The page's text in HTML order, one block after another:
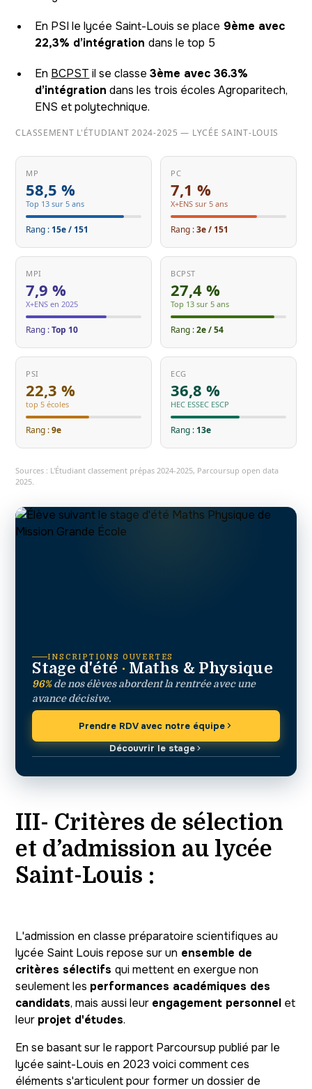
En PSI le lycée Saint-Louis se place 9ème avec
22,3% d’intégrationdans le top 5
En BCPST il se classe3ème avec 36.3%
d’intégration dans les trois écoles Agroparitech,
ENS et polytechnique.
CLASSEMENT L'ÉTUDIANT 2024-2025 — LYCÉE SAINT-LOUIS
MP
58,5 %
Top 13 sur 5 ans
Rang : 15e / 151
PC
7,1 %
X+ENS sur 5 ans
Rang :3e / 151
MPI
7,9 %
X+ENS en 2025
Rang :Top 10
BCPST
27,4 %
Top 13 sur 5 ans
Rang :2e / 54
PSI
22,3 %
top 5 écoles
Rang :9e
ECG
36,8 %
HEC ESSEC ESCP
Rang :13e
Sources : L'Étudiant classement prépas 2024-2025, Parcoursup open data
2025.
INSCRIPTIONS OUVERTES
Stage d'été · Maths & Physique
96% de nos élèves abordent la rentrée avec une
avance décisive.
Prendre RDV avec notre équipe
Découvrir le stage
III- Critères de sélection
et d’admission au lycée
Saint-Louis :
L'admission en classe préparatoire scientifiques au
lycée Saint Louis repose sur un ensemble de
critères sélectifsqui mettent en exergue non
seulement les performances académiques des
candidats, mais aussi leur engagement personnel et
leur projet d'études.
En se basant sur le rapport Parcoursup publié par le
lycée saint-Louis en 2023 voici comment ces
éléments s'articulent pour former un dossier de